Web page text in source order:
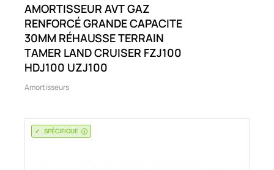
AMORTISSEUR AVT GAZ
RENFORCÉ GRANDE CAPACITE
30MM RÉHAUSSE TERRAIN
TAMER LAND CRUISER FZJ100
HDJ100 UZJ100
Amortisseurs
SPÉCIFIQUE